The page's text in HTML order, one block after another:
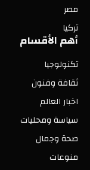
مصر
تركيا
أهم الأقسام
تكنولوجيا
ثقافة وفنون
اخبار العالم
سياسة ومحليات
صحة وجمال
منوعات